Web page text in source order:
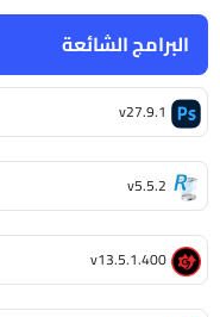
البرامج الشائعة
v27.9.1
v5.5.2
v13.5.1.400